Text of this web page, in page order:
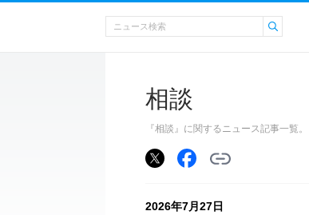
相談
『相談』に関するニュース記事一覧
2026年7月27日